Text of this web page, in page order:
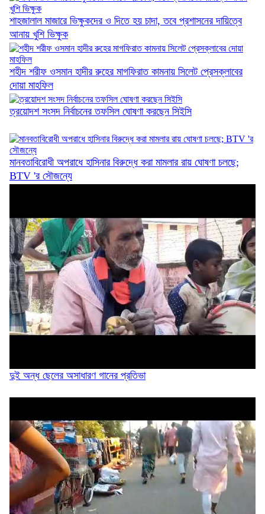
একমাসে সড়কে ঝরল ৩১ প্রাণ
৯ জনের লা শ হস্তান্তর, পরিবার পেল আর্থিক...
স্লিপার বাসের অনুমোদন নেই, তবু কীভাবে চলছে...
সিলেটে সিএনজিতে যাত্রীর ৩ লাখ টাকা চুরি,...
ওসমানীনগরে দুই বাসের মুখোমুখি সংঘর্ষে নিহত ৯
সিলেটে দুই বাসের মুখোমুখি সংঘর্ষ, নিহত ৯ আহত...
শাহজালাল মাজারে ভিক্ষুকদের ও দিতে হয় চাদা, তবে প্রশাসনের দায়িত্বে
আনায় খুশি ভিক্ষুক
শহীদ শরীফ ওসমান হাদীর রুহের মাগফিরাত কামনায় সিলেট প্রেসক্লাবের
দোয়া মাহফিল
ত্রয়োদশ সংসদ নির্বাচনের তফসিল ঘোষণা করছেন সিইসি
মানবতাবিরোধী অপরাধে হাসিনার বিরুদ্ধে করা মামলার রায় ঘোষণা চলছে;
BTV 'র সৌজন্যে
দুই অন্ধ ছেলের অসাধারণ গানের প্রতিভা